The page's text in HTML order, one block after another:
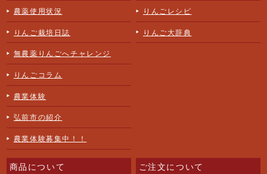
農薬使用状況
りんご栽培日誌
無農薬りんごへチャレンジ
りんごコラム
農業体験
弘前市の紹介
農業体験募集中！！
りんごレシピ
りんご大辞典
商品について ご注文について